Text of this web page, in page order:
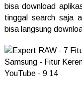
bisa download
tinggal search saja
bisa langsung